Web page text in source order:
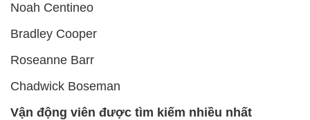
Noah Centineo
Bradley Cooper
Roseanne Barr
Chadwick Boseman
Vận động viên được tìm kiếm nhiều nhất